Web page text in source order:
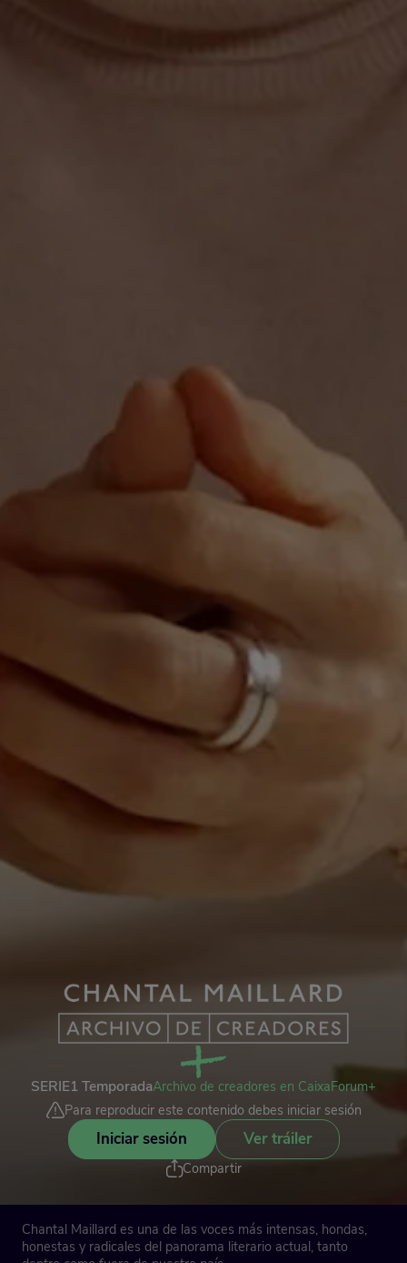
SERIE1 TemporadaArchivo de creadores en CaixaForum+
Para reproducir este contenido debes iniciar sesión
Iniciar sesión Ver tráiler
Compartir
Chantal Maillard es una de las voces más intensas, hondas,
honestas y radicales del panorama literario actual, tanto